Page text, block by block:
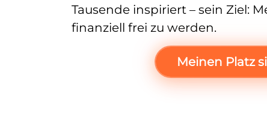
Tausende inspiriert – sein Ziel:
finanziell frei zu werden.
Meinen Platz